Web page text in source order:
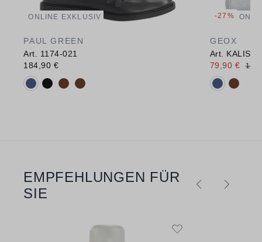
ONLINE EXKLUSIV
PAUL GREEN
Art. 1174-021
184,90 €
Verfügbare Farbvarianten:
-27%
GEOX
Art.
79,90 €
Verfügbare
Produktgalerie überspringen
EMPFEHLUNGEN FÜR
SIE